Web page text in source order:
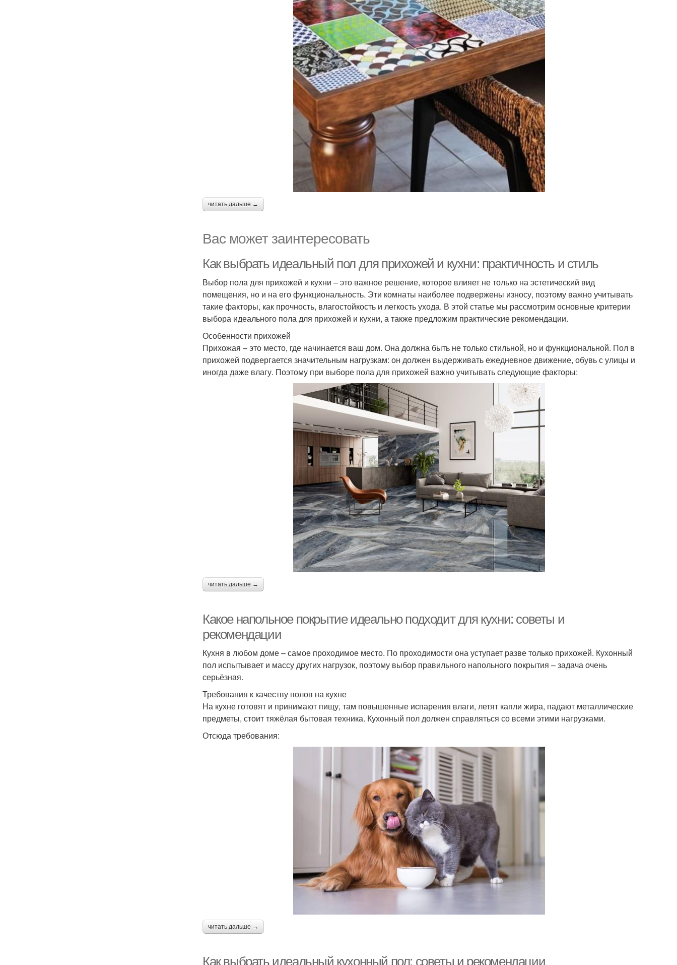
читать дальше →
Вас может заинтересовать
Как выбрать идеальный пол для прихожей и кухни: практичность и стиль
Выбор пола для прихожей и кухни – это важное решение, которое влияет не только на эстетический вид
помещения, но и на его функциональность. Эти комнаты наиболее подвержены износу, поэтому важно учитывать
такие факторы, как прочность, влагостойкость и легкость ухода. В этой статье мы рассмотрим основные критерии
выбора идеального пола для прихожей и кухни, а также предложим практические рекомендации.
Особенности прихожей
Прихожая – это место, где начинается ваш дом. Она должна быть не только стильной, но и функциональной. Пол в
прихожей подвергается значительным нагрузкам: он должен выдерживать ежедневное движение, обувь с улицы и
иногда даже влагу. Поэтому при выборе пола для прихожей важно учитывать следующие факторы:
читать дальше →
Какое напольное покрытие идеально подходит для кухни: советы и
рекомендации
Кухня в любом доме – самое проходимое место. По проходимости она уступает разве только прихожей. Кухонный
пол испытывает и массу других нагрузок, поэтому выбор правильного напольного покрытия – задача очень
серьёзная.
Требования к качеству полов на кухне
На кухне готовят и принимают пищу, там повышенные испарения влаги, летят капли жира, падают металлические
предметы, стоит тяжёлая бытовая техника. Кухонный пол должен справляться со всеми этими нагрузками.
Отсюда требования:
читать дальше →
Как выбрать идеальный кухонный пол: советы и рекомендации